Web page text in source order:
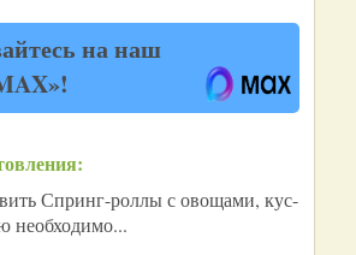
на наш
Спринг-роллы с овощами, кус-
необходимо...